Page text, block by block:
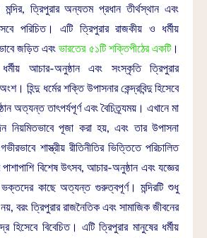
মন্দির, ত্রিপুরার অন্যতম প্রধান তীর্থস্থান এবং
পরিচিত। এটি ত্রিপুরার রাজকীয় ও ধর্মীয়
জড়িত এবংভারতের ৫১টি শক্তিপীঠের একটি।
ধর্মীয় আচার-অনুষ্ঠান এবং সংস্কৃতি ত্রিপুরার
হিন্দু ধর্মের শক্তি উপাসনার কেন্দ্রবিন্দু হিসেবে
অত্যন্ত তাৎপর্যপূর্ণ এবং বৈচিত্র্যময়। এখানে মা
নিয়মিতভাবে পূজা করা হয়, এবং তার উপাসনা
শাস্ত্রীয় রীতিনীতির ভিত্তিতে পরিচালিত
বিশেষ উৎসব, আচার-অনুষ্ঠান এবং যজ্ঞের
কাছে অত্যন্ত গুরুত্বপূর্ণ। মন্দিরটি শুধু
বরং ত্রিপুরার রাজনৈতিক এবং সামাজিক জীবনের
হিসেবে বিবেচিত। এটি ত্রিপুরার মানুষের ধর্মীয়